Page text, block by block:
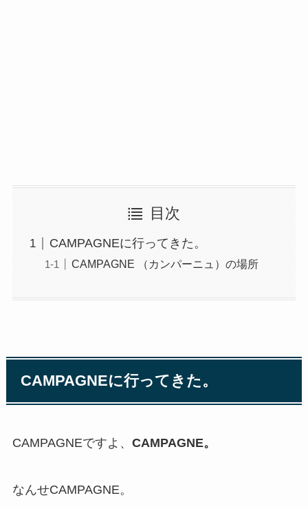
目次
CAMPAGNEに行ってきた。
CAMPAGNE （カンパーニュ）の場所
CAMPAGNEに行ってきた。
CAMPAGNEですよ、 CAMPAGNE。
なんせCAMPAGNE。